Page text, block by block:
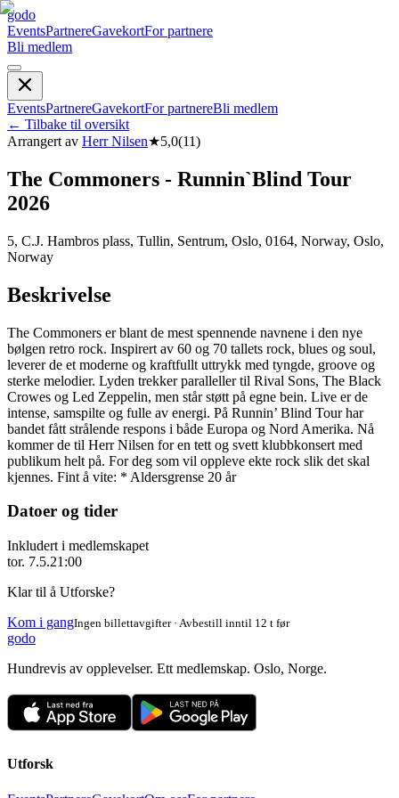
godo
EventsPartnereGavekortFor partnere
Bli medlem
EventsPartnereGavekortFor partnereBli medlem
← Tilbake til oversikt
Arrangert av Herr Nilsen★5,0(11)
The Commoners - Runnin`Blind Tour
2026
5, C.J. Hambros plass, Tullin, Sentrum, Oslo, 0164, Norway, Oslo,
Norway
Beskrivelse
The Commoners er blant de mest spennende navnene i den nye
bølgen retro rock. Inspirert av 60 og 70 tallets rock, blues og soul,
leverer de et moderne og kraftfullt uttrykk med tyngde, groove og
sterke melodier. Lyden trekker paralleller til Rival Sons, The Black
Crowes og Led Zeppelin, men står støtt på egne bein. Live er de
intense, samspilte og fulle av energi. På Runnin’ Blind Tour har
bandet fått strålende respons i både Europa og Nord Amerika. Nå
kommer de til Herr Nilsen for en tett og svett klubbkonsert med
publikum helt på. For deg som vil oppleve ekte rock slik det skal
kjennes. Fint å vite: * Aldersgrense 20 år
Datoer og tider
Inkludert i medlemskapet
tor. 7.5.21:00
Klar til å Utforske?
Kom i gangIngen billettavgifter · Avbestill inntil 12 t før
godo
Hundrevis av opplevelser. Ett medlemskap. Oslo, Norge.
Utforsk